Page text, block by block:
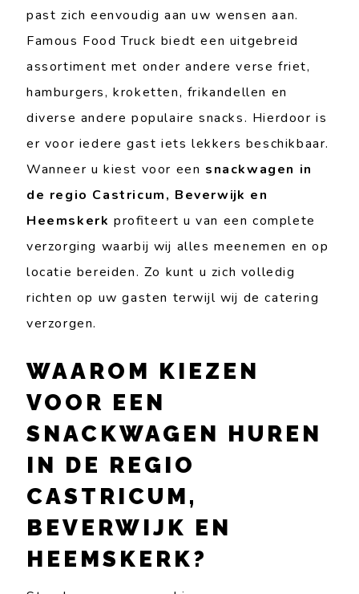
past zich eenvoudig aan uw wensen aan.
Famous Food Truck biedt een uitgebreid
assortiment met onder andere verse friet,
hamburgers, kroketten, frikandellen en
diverse andere populaire snacks. Hierdoor is
er voor iedere gast iets lekkers beschikbaar.
Wanneer u kiest voor een snackwagen in
de regio Castricum, Beverwijk en
Heemskerk profiteert u van een complete
verzorging waarbij wij alles meenemen en op
locatie bereiden. Zo kunt u zich volledig
richten op uw gasten terwijl wij de catering
verzorgen.
WAAROM KIEZEN
VOOR EEN
SNACKWAGEN HUREN
IN DE REGIO
CASTRICUM,
BEVERWIJK EN
HEEMSKERK?